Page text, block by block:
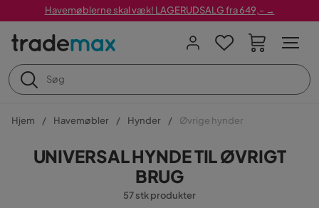
Havemøblerne skal væk! LAGERUDSALG fra 649,- →
Hjem Havemøbler Hynder Øvrige hynder
UNIVERSAL HYNDE TIL ØVRIGT
BRUG
57 stk produkter